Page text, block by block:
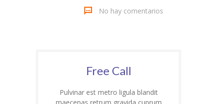
No hay comentarios
Free Call
Pulvinar est metro ligula blandit